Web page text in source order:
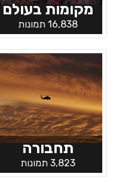
מקומות בעולם
16,838 תמונות
תחבורה
3,823 תמונות